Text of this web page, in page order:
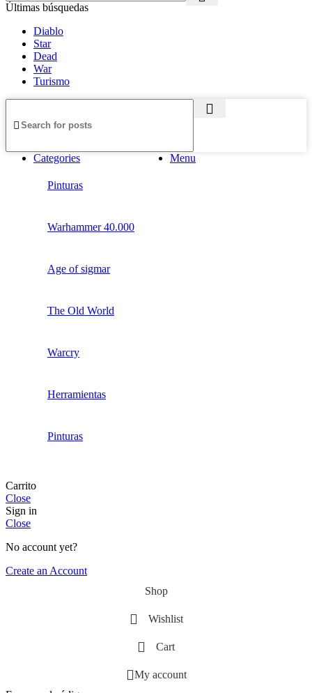
Últimas búsquedas
Diablo
Star
Dead
War
Turismo
Menu
Categories
Pinturas
Warhammer 40.000
Age of sigmar
The Old World
Warcry
Herramientas
Pinturas
Carrito
Close
Sign in
Close
No account yet?
Create an Account
Shop
Wishlist
Cart
My account